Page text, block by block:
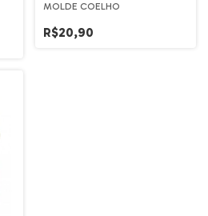
MOLDE COELHO
R$20,90